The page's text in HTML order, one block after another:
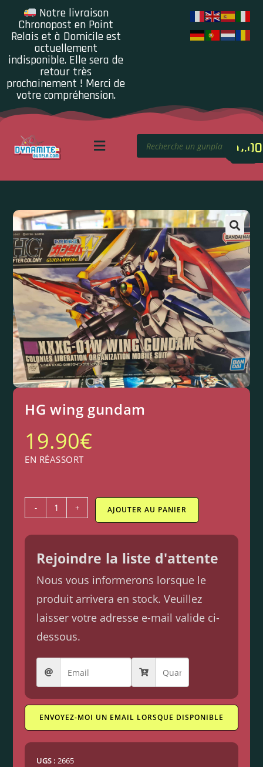
Notre livraison
Chronopost en Point
Relais et à Domicile est
actuellement
indisponible. Elle sera de
retour très
prochainement ! Merci de
votre compréhension.
0.00
HG wing gundam
19.90€
EN RÉASSORT
- + AJOUTER AU PANIER
Rejoindre la liste d'attente
Nous vous informerons lorsque le
produit arrivera en stock. Veuillez
laisser votre adresse e-mail valide ci-
dessous.
ENVOYEZ-MOI UN EMAIL LORSQUE DISPONIBLE
UGS :2665